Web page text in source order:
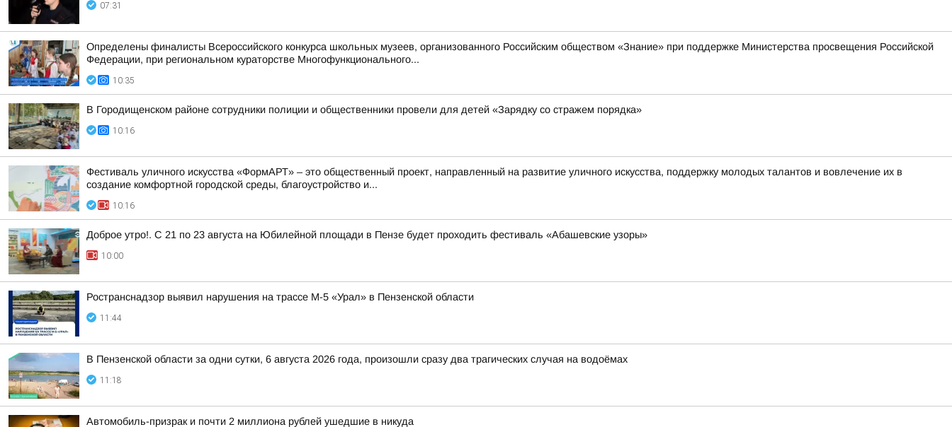
07:31
Определены финалисты Всероссийского конкурса школьных музеев, организованного Российским обществом «Знание» при поддержке Министерства просвещения Российской
Федерации, при региональном кураторстве Многофункционального...
10:35
В Городищенском районе сотрудники полиции и общественники провели для детей «Зарядку со стражем порядка»
10:16
Фестиваль уличного искусства «ФормАРТ» – это общественный проект, направленный на развитие уличного искусства, поддержку молодых талантов и вовлечение их в
создание комфортной городской среды, благоустройство и...
10:16
Доброе утро!. С 21 по 23 августа на Юбилейной площади в Пензе будет проходить фестиваль «Абашевские узоры»
10:00
Ространснадзор выявил нарушения на трассе М-5 «Урал» в Пензенской области
11:44
В Пензенской области за одни сутки, 6 августа 2026 года, произошли сразу два трагических случая на водоёмах
11:18
Автомобиль-призрак и почти 2 миллиона рублей ушедшие в никуда